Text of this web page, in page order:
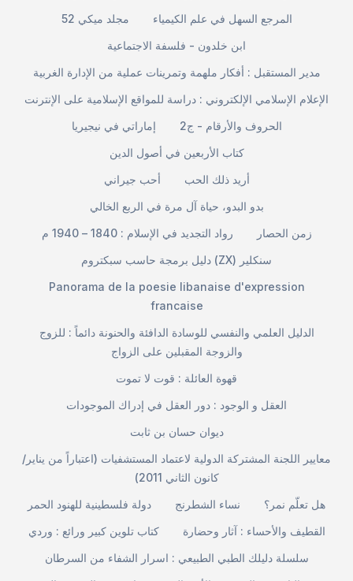
مجلد ميكي 52
المرجع السهل في علم الكيمياء
ابن خلدون - فلسفة الاجتماعية
مدير المستقبل : أفكار ملهمة وتمرينات عملية من الإدارة الغربية
الإعلام الإسلامي الإلكتروني : دراسة للمواقع الإسلامية على الإنترنت
إماراتي في نيجيريا
الحروف والأرقام - ج2
كتاب الأربعين في أصول الدين
أحب جيراني
أريد ذلك الحب
بدو البدو، حياة آل مرة في الربع الخالي
رواد التجديد في الإسلام : 1840 – 1940 م
زمن الحصار
دليل برمجة حاسب سبكتروم (ZX) سنكلير
Panorama de la poesie libanaise d'expression
francaise
الدليل العلمي والنفسي للوسادة الدافئة والحنونة دائماً : للزوج
والزوجة المقبلين على الزواج
قهوة العائلة : قوت لا تموت
العقل و الوجود : دور العقل في إدراك الموجودات
ديوان حسان بن ثابت
معايير اللجنة المشتركة الدولية لاعتماد المستشفيات (اعتباراً من يناير/
كانون الثاني 2011)
دولة فلسطينية للهنود الحمر
نساء الشطرنج
هل تعلّم نمر؟
كتاب تلوين كبير ورائع : وردي
القطيف والأحساء : آثار وحضارة
سلسلة دليلك الطبي الطبيعي : اسرار الشفاء من السرطان